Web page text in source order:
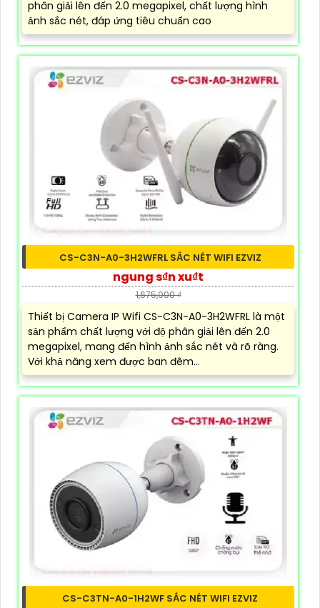
phân giải lên đến 2.0 megapixel, chất lượng hình
ảnh sắc nét, đáp ứng tiêu chuẩn cao
CS-C3N-A0-3H2WFRL SẮC NÉT WIFI EZVIZ
ngung s₫n xu₫t
1,675,000 ₫
Thiết bị Camera IP Wifi CS-C3N-A0-3H2WFRL là một
sản phẩm chất lượng với độ phân giải lên đến 2.0
megapixel, mang đến hình ảnh sắc nét và rõ ràng.
Với khả năng xem được ban đêm...
CS-C3TN-A0-1H2WF SẮC NÉT WIFI EZVIZ